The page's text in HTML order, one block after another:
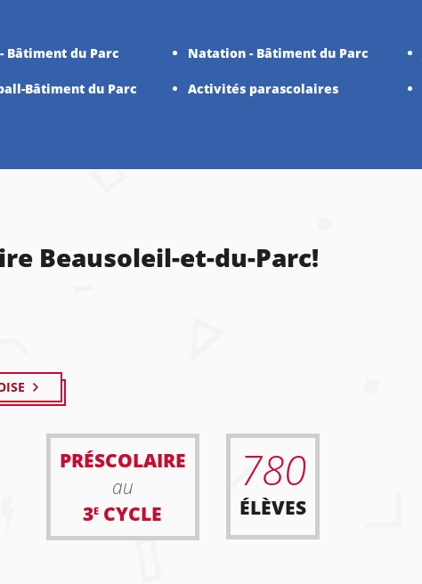
Bâtiment du Parc Natation - Bâtiment du Parc
Bâtiment du Parc Activités parascolaires
Beausoleil-et-du-Parc!
780
ÉLÈVES
PRÉSCOLAIRE
au
3E CYCLE